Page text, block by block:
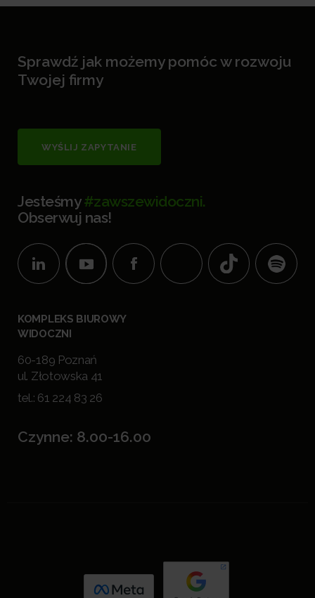
Sprawdź jak możemy pomóc w rozwoju
Twojej firmy
WYŚLIJ ZAPYTANIE
Jesteśmy#zawszewidoczni.
Obserwuj nas!
KOMPLEKS BIUROWY
WIDOCZNI
60-189 Poznań
ul. Złotowska 41
tel.: 61 224 83 26
Czynne: 8.00-16.00